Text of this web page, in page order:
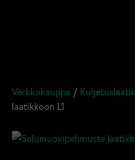
Verkkokauppa /
laatikkoon L1